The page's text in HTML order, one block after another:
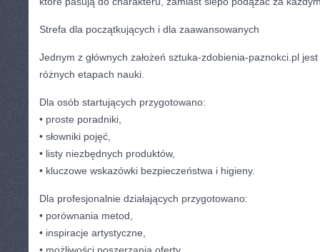
Strefa dla początkujących i dla zaawansowanych
Jednym z głównych założeń sztuka-zdobienia-paznokci.pl
różnych etapach nauki.
Dla osób startujących przygotowano:
• proste poradniki,
• słowniki pojęć,
• listy niezbędnych produktów,
• kluczowe wskazówki bezpieczeństwa i higieny.
Dla profesjonalnie działających przygotowano:
• porównania metod,
• inspiracje artystyczne,